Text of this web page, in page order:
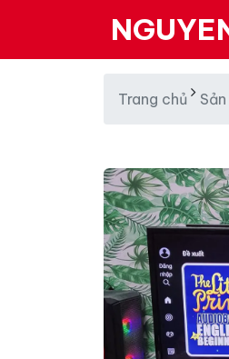
Trang chủ